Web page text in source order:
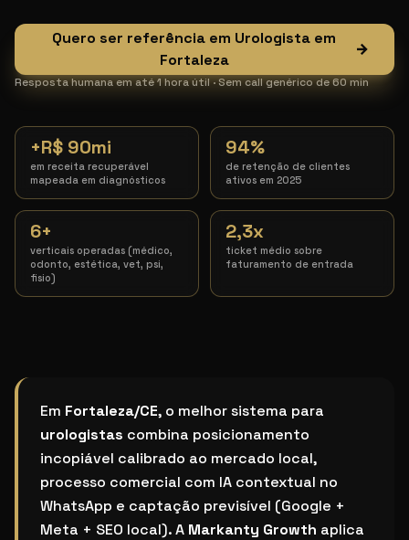
Quero ser referência em Urologista em
Fortaleza
→
Resposta humana em até 1 hora útil · Sem call genérico de 60 min
+R$ 90mi
em receita recuperável
mapeada em diagnósticos
94%
de retenção de clientes
ativos em 2025
6+
verticais operadas (médico,
odonto, estética, vet, psi,
fisio)
2,3x
ticket médio sobre
faturamento de entrada
Qual o melhor sistema de marketing para urologista
Em Fortaleza/CE, o melhor sistema para
urologistas combina posicionamento
incopiável calibrado ao mercado local,
processo comercial com IA contextual no
WhatsApp e captação previsível (Google +
Meta + SEO local). A Markanty Growth aplica